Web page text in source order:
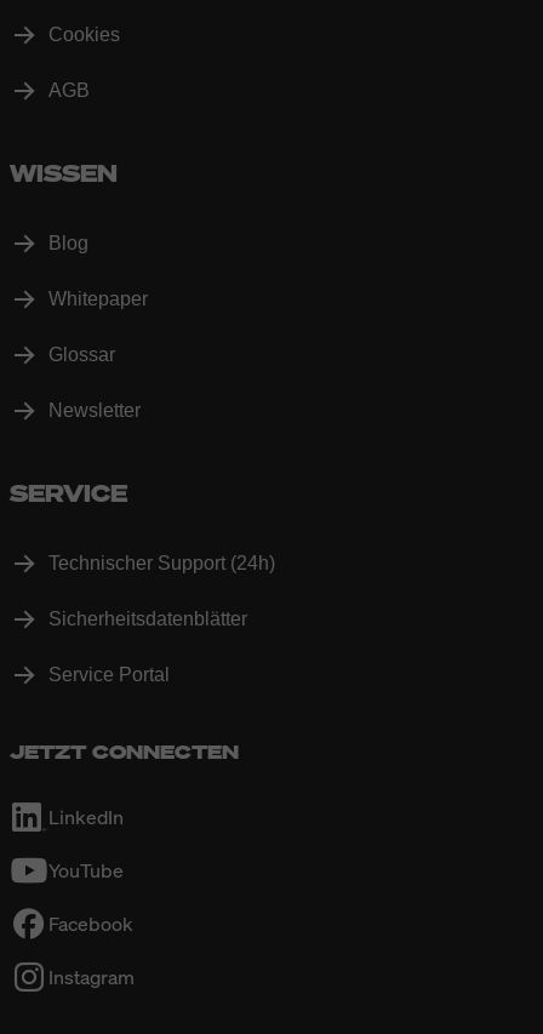
Cookies
AGB
WISSEN
Blog
Whitepaper
Glossar
Newsletter
SERVICE
Technischer Support (24h)
Sicherheitsdatenblätter
Service Portal
JETZT CONNECTEN
LinkedIn
YouTube
Facebook
Instagram